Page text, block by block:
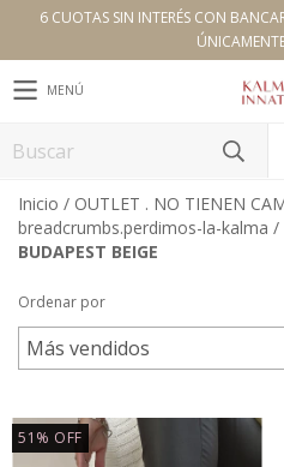
6 CUOTAS SIN INTERÉS CON
MENÚ
Inicio / OUTLET . NO TIENEN
breadcrumbs.perdimos-la-kalma /
BUDAPEST BEIGE
Ordenar por
51 % OFF